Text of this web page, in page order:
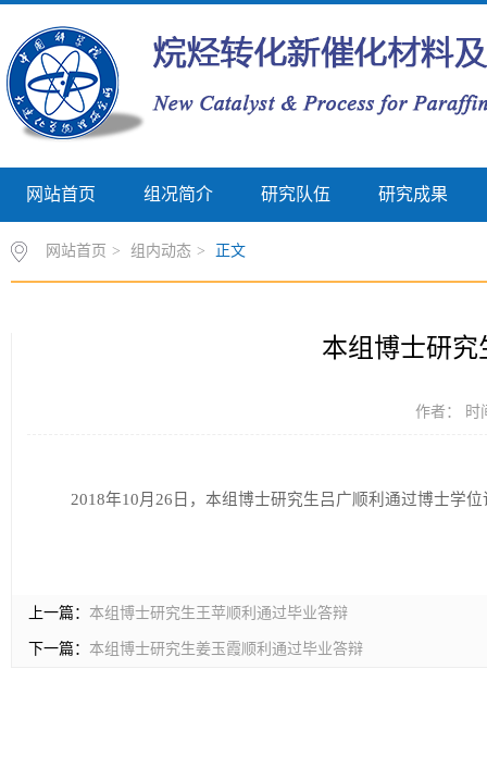
网站首页 组况简介 研究队伍 研究成果
网站首页 > 组内动态 > 正文
本组博士研
作者： 时
2018年10月26日，本组博士研究生吕广顺利通过博士学
上一篇： 本组博士研究生王苹顺利通过毕业答辩
下一篇： 本组博士研究生姜玉霞顺利通过毕业答辩